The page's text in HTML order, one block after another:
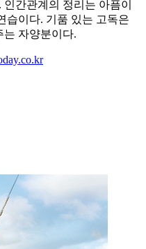
간관계의 정리는 아픔이
습이다. 기품 있는 고독은
는 자양분이다.